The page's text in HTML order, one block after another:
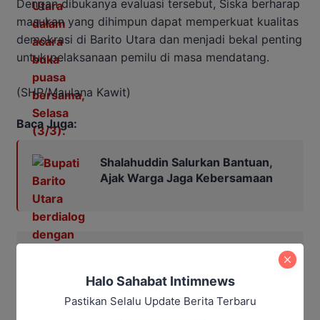
Dengan dibukanya evaluasi tersebut, Siska berharap
masukan yang dihimpun dapat memperkuat kualitas
demokrasi di Barito Utara dan menjadi bekal penting
untuk pelaksanaan pemilu di masa mendatang.
(SHP/Maulana Kawit)
Baca Juga:
Shalahuddin Salurkan Bantuan,
Ajak Warga Jaga Kebersamaan
Halo Sahabat Intimnews
Pastikan Selalu Update Berita Terbaru